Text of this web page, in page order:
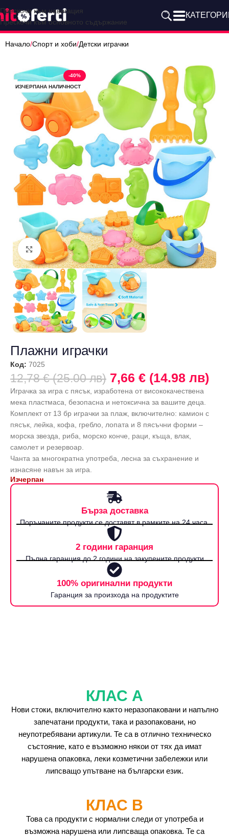
Прескочи към навигация
Прескочи към основното съдържание
Начало/Спорт и хоби/Детски играчки
-40%
ИЗЧЕРПАНА НАЛИЧНОСТ
Щракнете за уголемяване
Плажни играчки
Код: 7025
12,78 € (25.00 лв) 7,66 € (14.98 лв)
Играчка за игра с пясък, изработена от висококачествена
мека пластмаса, безопасна и нетоксична за вашите деца.
Комплект от 13 бр играчки за плаж, включително: камион с
пясък, лейка, кофа, гребло, лопата и 8 пясъчни форми –
морска звезда, риба, морско конче, раци, къща, влак,
самолет и резервоар.
Чанта за многократна употреба, лесна за съхранение и
изнасяне навън за игра.
Изчерпан
Бърза доставка
Поръчаните продукти се доставят в рамките на 24 часа.
2 години гаранция
Пълна гаранция до 2 години на закупените продукти
100% оригинални продукти
Гаранция за произхода на продуктите
КЛАС А
Нови стоки, включително както неразопаковани и напълно
запечатани продукти, така и разопаковани, но
неупотребявани артикули. Те са в отлично техническо
състояние, като е възможно някои от тях да имат
нарушена опаковка, леки козметични забележки или
липсващо упътване на български език.
КЛАС B
Това са продукти с нормални следи от употреба и
възможна нарушена или липсваща опаковка. Те са